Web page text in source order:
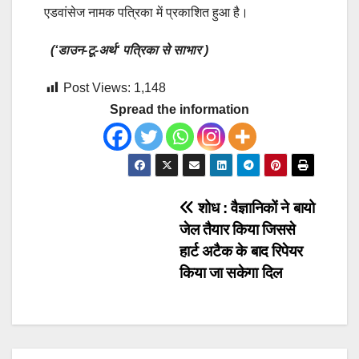
एडवांसेज नामक पत्रिका में प्रकाशित हुआ है।
(‘डाउन-टू-अर्थ‘ पत्रिका से साभार )
Post Views: 1,148
Spread the information
शोध : वैज्ञानिकों ने बायो
जेल तैयार किया जिससे
हार्ट अटैक के बाद रिपेयर
किया जा सकेगा दिल